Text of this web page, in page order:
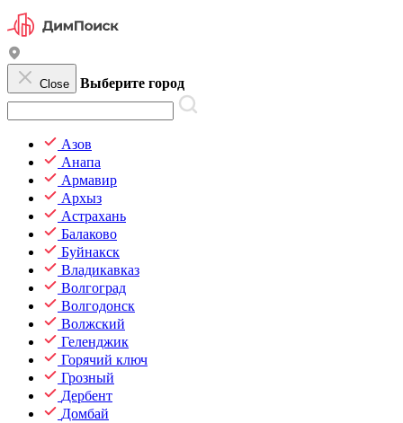
Close Выберите город
Азов
Анапа
Армавир
Архыз
Астрахань
Балаково
Буйнакск
Владикавказ
Волгоград
Волгодонск
Волжский
Геленджик
Горячий ключ
Грозный
Дербент
Домбай